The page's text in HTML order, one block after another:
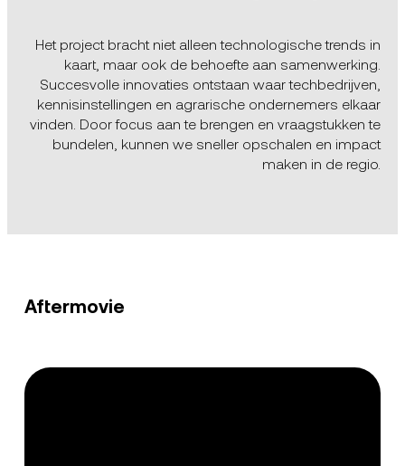
Het project bracht niet alleen technologische trends in
kaart, maar ook de behoefte aan samenwerking.
Succesvolle innovaties ontstaan waar techbedrijven,
kennisinstellingen en agrarische ondernemers elkaar
vinden. Door focus aan te brengen en vraagstukken te
bundelen, kunnen we sneller opschalen en impact
maken in de regio.
Aftermovie